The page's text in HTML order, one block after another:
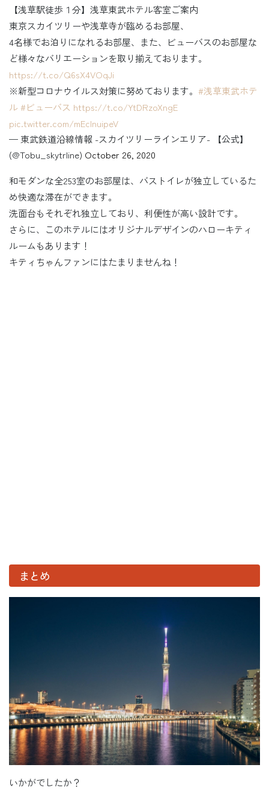
【浅草駅徒歩１分】浅草東武ホテル客室ご案内
東京スカイツリーや浅草寺が臨めるお部屋、
4名様でお泊りになれるお部屋、また、ビューバスのお部屋な
ど様々なバリエーションを取り揃えております。
https://t.co/Q6sX4VOqJi
※新型コロナウイルス対策に努めております。 #浅草東武ホテ
ル#ビューバス https://t.co/YtDRzoXngE
pic.twitter.com/mEcInuipeV
— 東武鉄道沿線情報 -スカイツリーラインエリア- 【公式】
(@Tobu_skytrline) October 26, 2020
和モダンな全253室のお部屋は、バストイレが独立しているた
め快適な滞在ができます。
洗面台もそれぞれ独立しており、利便性が高い設計です。
さらに、このホテルにはオリジナルデザインのハローキティ
ルームもあります！
キティちゃんファンにはたまりませんね！
まとめ
いかがでしたか？